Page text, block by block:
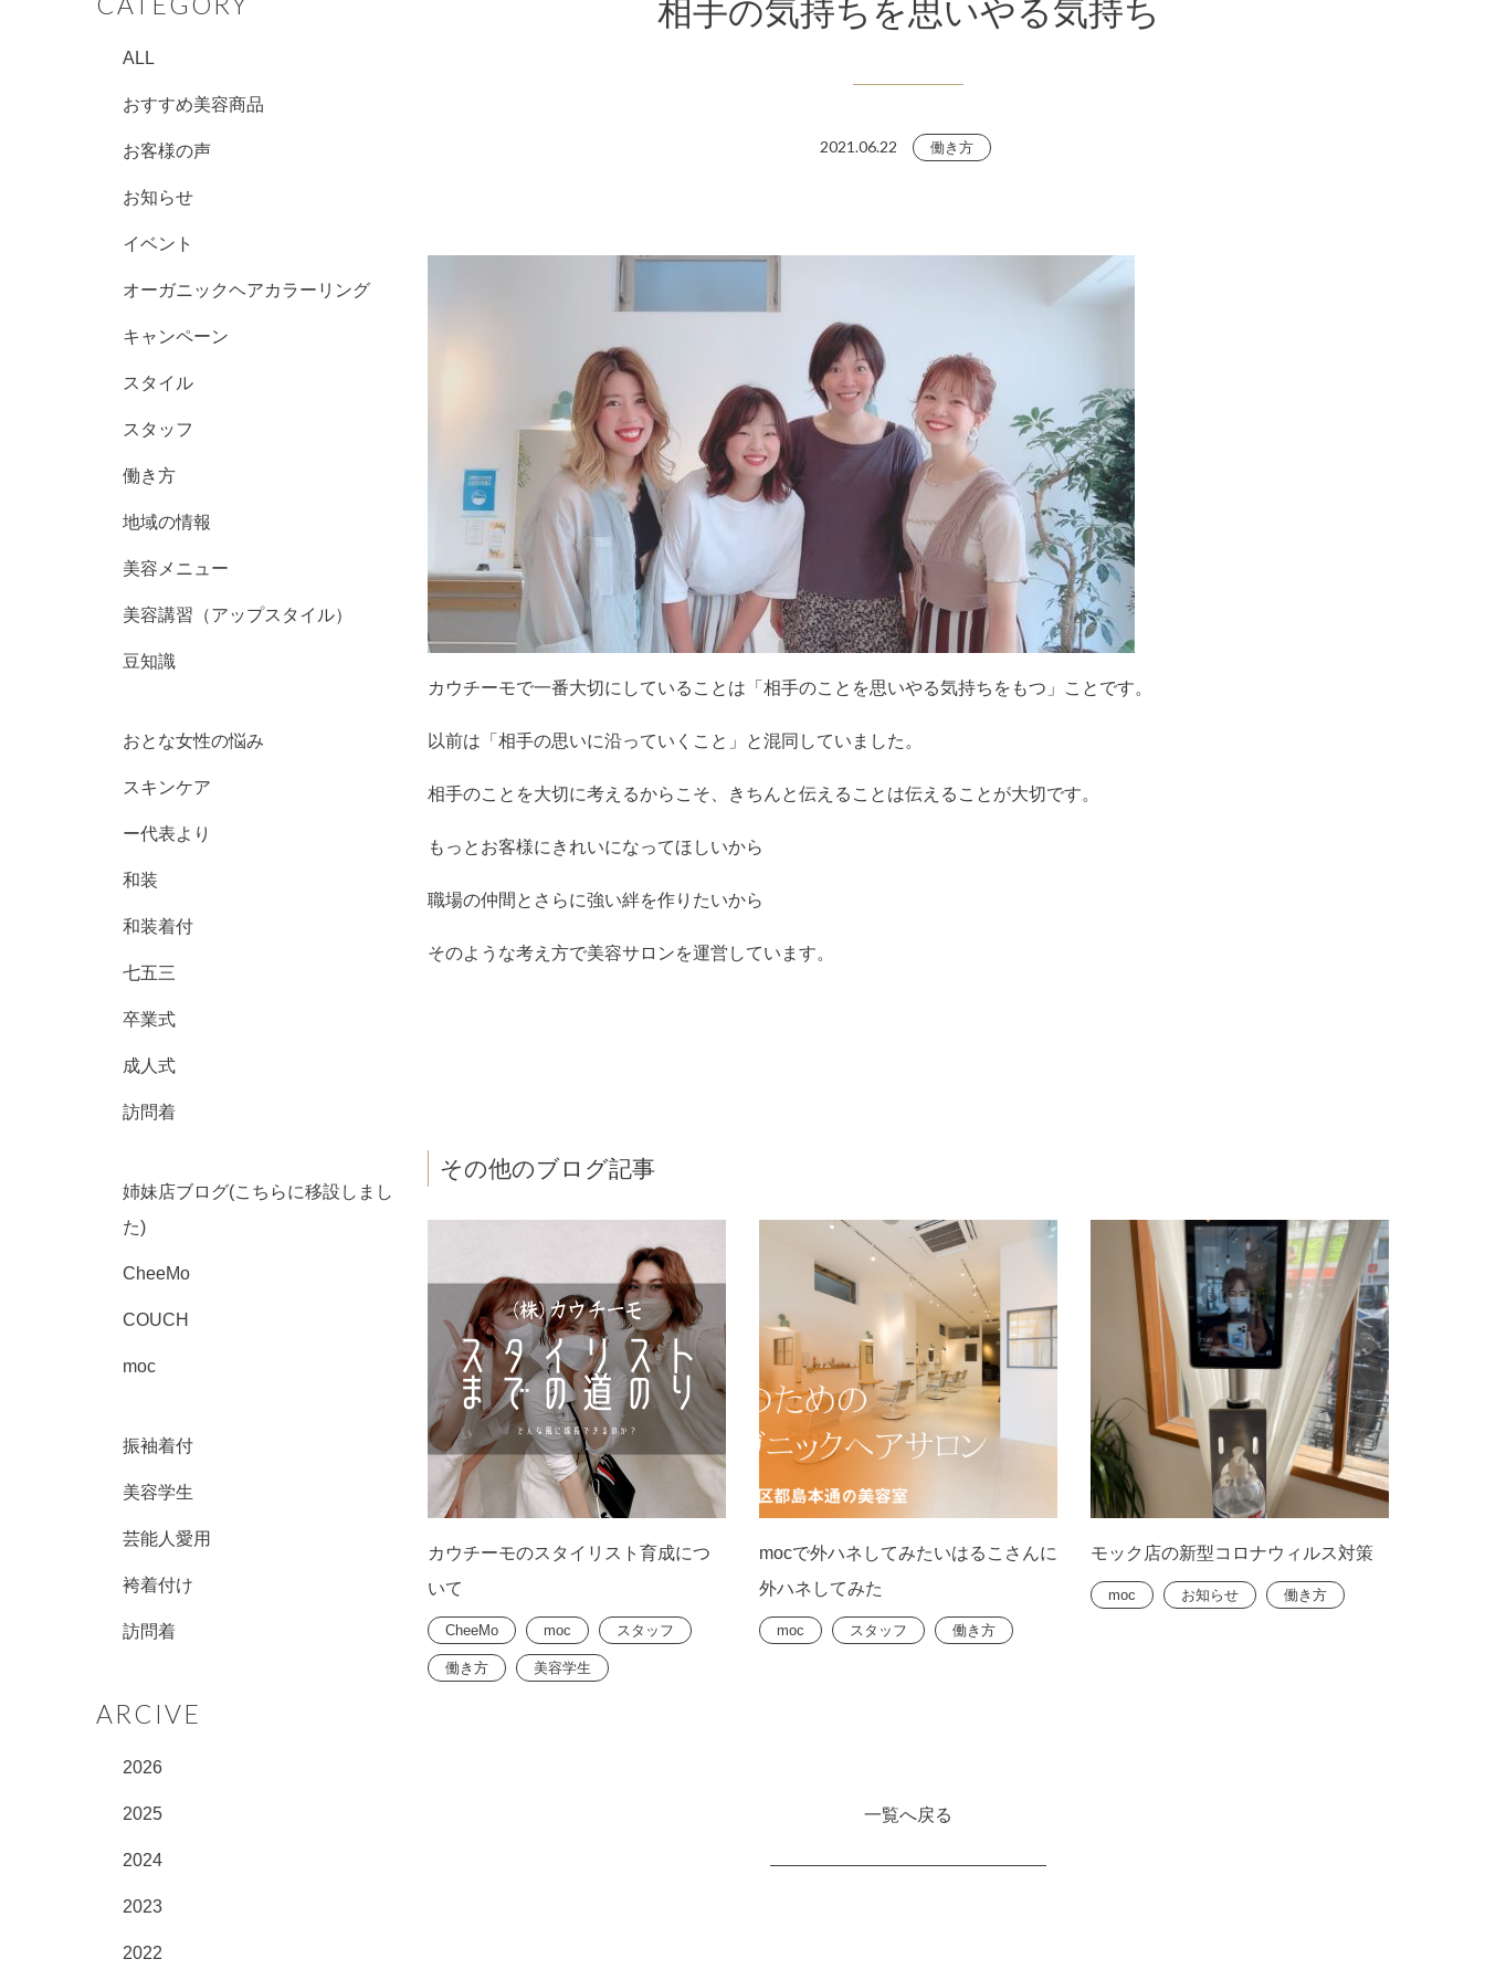
ALL
おすすめ美容商品
お客様の声
お知らせ
イベント
オーガニックヘアカラーリング
キャンペーン
スタイル
スタッフ
働き方
地域の情報
美容メニュー
美容講習（アップスタイル）
豆知識
おとな女性の悩み
スキンケア
ー代表より
和装
和装着付
七五三
卒業式
成人式
訪問着
姉妹店ブログ(こちらに移設しまし
た)
CheeMo
COUCH
moc
振袖着付
美容学生
芸能人愛用
袴着付け
訪問着
ARCIVE
2026
2025
2024
2023
2022
相手の気持ちを思いやる気持ち
2021.06.22 働き方
カウチーモで一番大切にしていることは「相手のことを思いやる気持ちをもつ」ことです。
以前は「相手の思いに沿っていくこと」と混同していました。
相手のことを大切に考えるからこそ、きちんと伝えることは伝えることが大切です。
もっとお客様にきれいになってほしいから
職場の仲間とさらに強い絆を作りたいから
そのような考え方で美容サロンを運営しています。
その他のブログ記事
カウチーモのスタイリスト育成につ
いて
CheeMo moc スタッフ
働き方 美容学生
mocで外ハネしてみたいはるこさんに
外ハネしてみた
moc スタッフ 働き方
モック店の新型コロナウィルス対策
moc お知らせ 働き方
一覧へ戻る